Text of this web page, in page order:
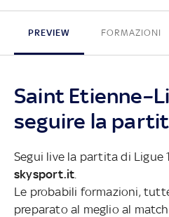
PREVIEW FORMAZIONI
Saint
seguire la
Segui live la partita di Ligue
skysport.it
Le probabili formazioni,
preparato al meglio al